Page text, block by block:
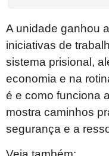
A unidade ganhou
iniciativas de
sistema prisional,
economia e na
é e como funciona
mostra caminhos
segurança e a